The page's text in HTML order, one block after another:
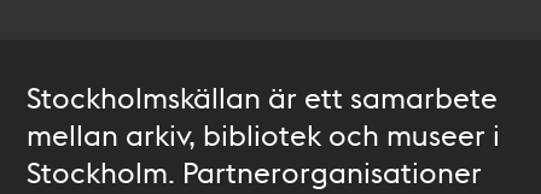
Stockholmskällan är ett samarbete
mellan arkiv, bibliotek och museer i
Stockholm. Partnerorganisationer